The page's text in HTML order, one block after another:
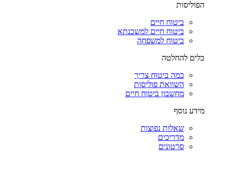
הפוליסות
ביטוח חיים
ביטוח חיים למשכנתא
ביטוח למשפחה
כלים להחלטה
כמה ביטוח צריך
השוואת פוליסות
מחשבון ביטוח חיים
מידע נוסף
שאלות נפוצות
מדריכים
סרטונים